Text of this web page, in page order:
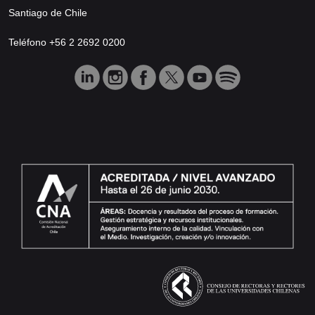
Santiago de Chile
Teléfono +56 2 2692 0200